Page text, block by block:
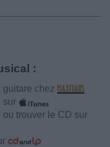
:
guitare chez
sur
trouver le CD sur